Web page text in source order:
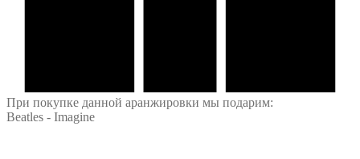
При покупке данной аранжировки мы подарим:
Beatles - Imagine